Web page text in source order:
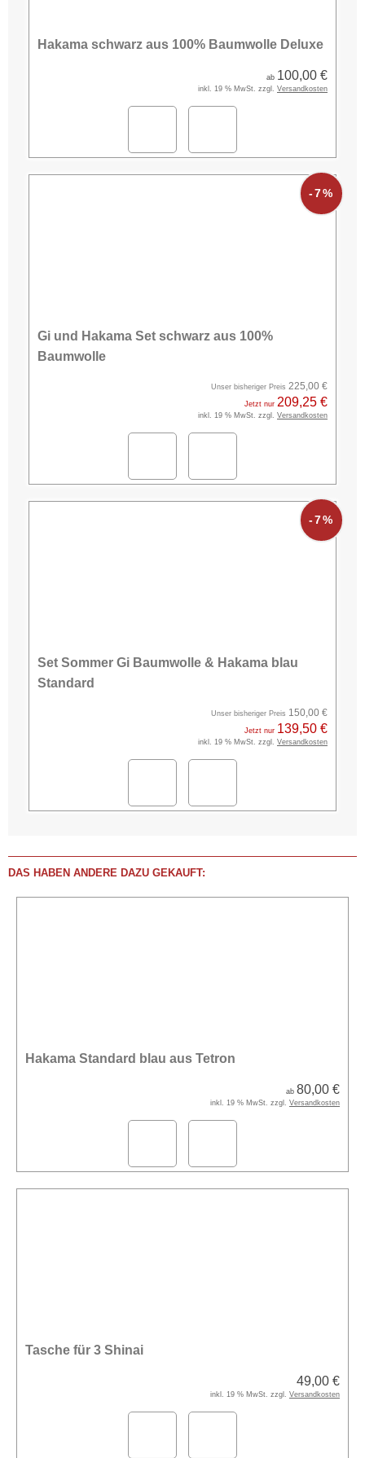
Hakama schwarz aus 100% Baumwolle Deluxe
ab 100,00 €
inkl. 19 % MwSt. zzgl. Versandkosten
Gi und Hakama Set schwarz aus 100%
Baumwolle
Unser bisheriger Preis 225,00 €
Jetzt nur 209,25 €
-7%
inkl. 19 % MwSt. zzgl. Versandkosten
Set Sommer Gi Baumwolle & Hakama blau
Standard
Unser bisheriger Preis 150,00 €
Jetzt nur 139,50 €
-7%
inkl. 19 % MwSt. zzgl. Versandkosten
DAS HABEN ANDERE DAZU GEKAUFT:
Hakama Standard blau aus Tetron
ab 80,00 €
inkl. 19 % MwSt. zzgl. Versandkosten
Tasche für 3 Shinai
49,00 €
inkl. 19 % MwSt. zzgl. Versandkosten